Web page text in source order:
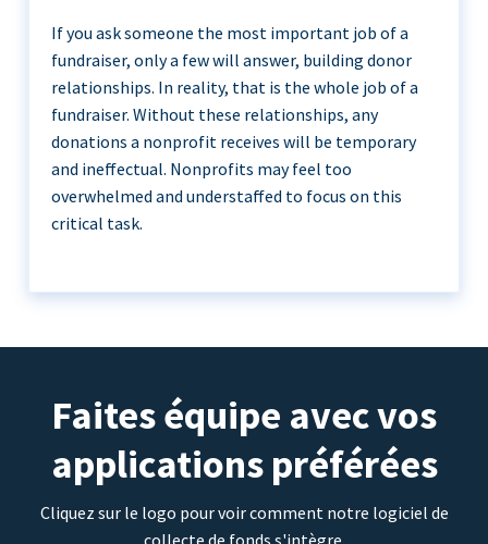
If you ask someone the most important job of a
fundraiser, only a few will answer, building donor
relationships. In reality, that is the whole job of a
fundraiser. Without these relationships, any
donations a nonprofit receives will be temporary
and ineffectual. Nonprofits may feel too
overwhelmed and understaffed to focus on this
critical task.
Faites équipe avec vos
applications préférées
Cliquez sur le logo pour voir comment notre logiciel de
collecte de fonds s'intègre.